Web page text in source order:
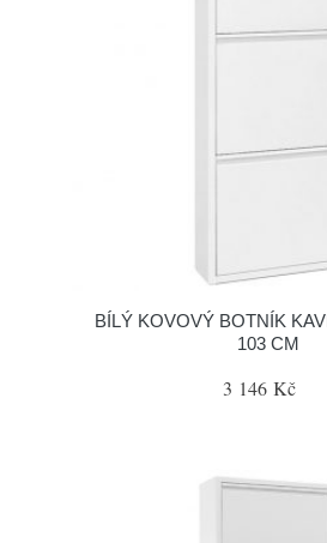
BÍLÝ KOVOVÝ BOTNÍK
103 CM
3 146 Kč